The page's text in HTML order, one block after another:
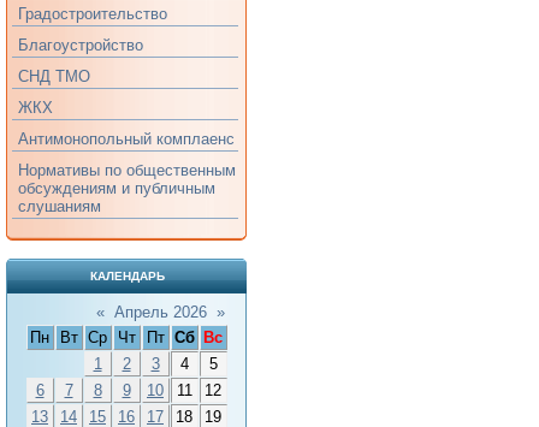
Градостроительство
Благоустройство
СНД ТМО
ЖКХ
Антимонопольный комплаенс
Нормативы по общественным
обсуждениям и публичным
слушаниям
КАЛЕНДАРЬ
« Апрель 2026 »
Пн
Вт Ср Чт Пт Сб
Вс
1
2 3 4
5
6
7 8 9 10 11
12
13
14 15 16 17 18
19